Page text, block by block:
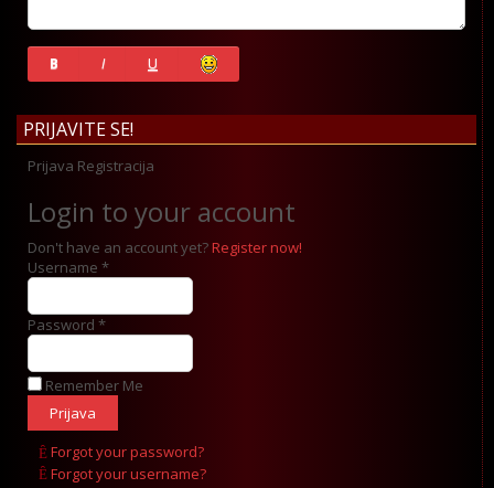
History
B I U
PRIJAVITE SE!
Prijava Registracija
Login to your account
Don't have an account yet?Register now!
Username *
Password *
Remember Me
Forgot your password?
Forgot your username?